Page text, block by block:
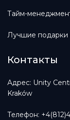
Тайм-
Лучшие подарки
Контакты
Адрес: Unity
Kraków
Телефон: